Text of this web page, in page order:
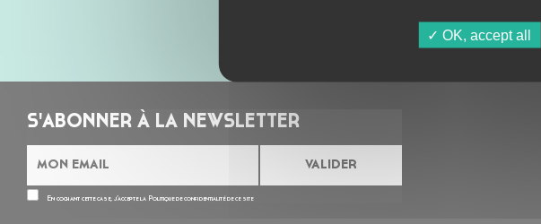
S'ABONNER À LA NEWSLETTER
En cochant cette case, j’accepte la Politique de confidentialitéde ce site
OK, accept all